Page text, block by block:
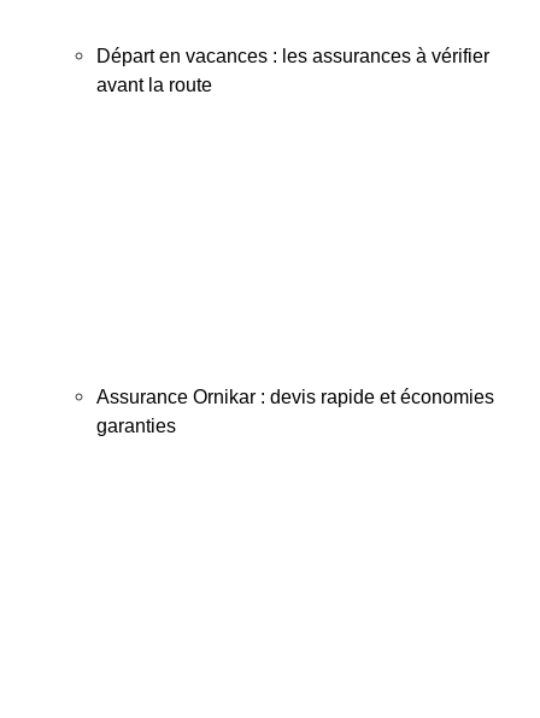
Départ en vacances : les assurances à vérifier
avant la route
Assurance Ornikar : devis rapide et économies
garanties